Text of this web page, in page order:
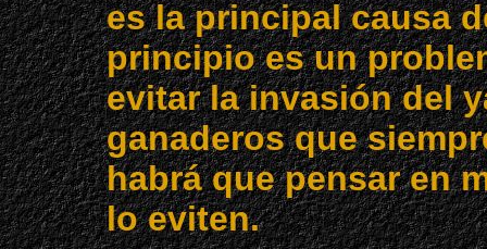
es la principal causa
principio es un
evitar la invasión del
ganaderos que
habrá que pensar en
lo eviten.